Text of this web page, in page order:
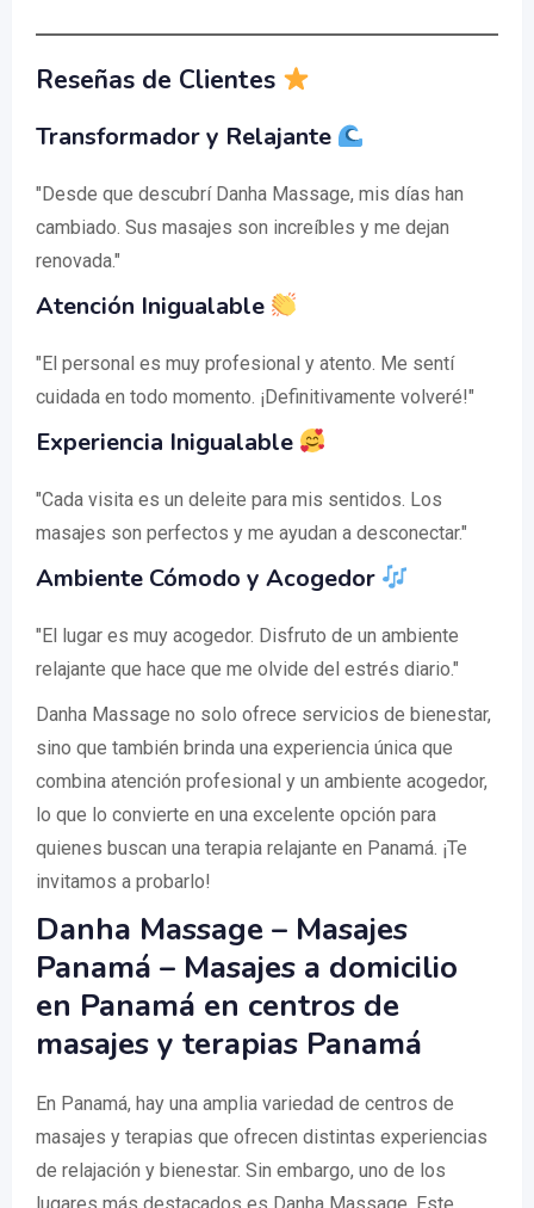
Reseñas de Clientes
Transformador y Relajante
"Desde que descubrí Danha Massage, mis días han
cambiado. Sus masajes son increíbles y me dejan
renovada."
Atención Inigualable
"El personal es muy profesional y atento. Me sentí
cuidada en todo momento. ¡Definitivamente volveré!"
Experiencia Inigualable
"Cada visita es un deleite para mis sentidos. Los
masajes son perfectos y me ayudan a desconectar."
Ambiente Cómodo y Acogedor
"El lugar es muy acogedor. Disfruto de un ambiente
relajante que hace que me olvide del estrés diario."
Danha Massage no solo ofrece servicios de bienestar,
sino que también brinda una experiencia única que
combina atención profesional y un ambiente acogedor,
lo que lo convierte en una excelente opción para
quienes buscan una terapia relajante en Panamá. ¡Te
invitamos a probarlo!
Danha Massage – Masajes
Panamá – Masajes a domicilio
en Panamá en centros de
masajes y terapias Panamá
En Panamá, hay una amplia variedad de centros de
masajes y terapias que ofrecen distintas experiencias
de relajación y bienestar. Sin embargo, uno de los